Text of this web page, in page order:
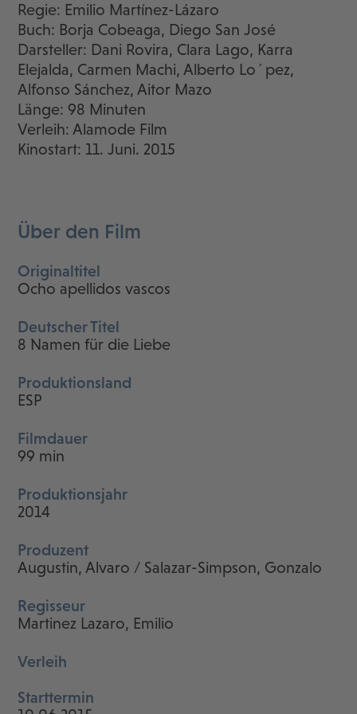
Regie: Emilio Martínez-Lázaro
Buch: Borja Cobeaga, Diego San José
Darsteller: Dani Rovira, Clara Lago, Karra
Elejalda, Carmen Machi, Alberto Lo´pez,
Alfonso Sánchez, Aitor Mazo
Länge: 98 Minuten
Verleih: Alamode Film
Kinostart: 11. Juni. 2015
Über den Film
Originaltitel
Ocho apellidos vascos
Deutscher Titel
8 Namen für die Liebe
Produktionsland
ESP
Filmdauer
99 min
Produktionsjahr
2014
Produzent
Augustin, Alvaro / Salazar-Simpson, Gonzalo
Regisseur
Martinez Lazaro, Emilio
Verleih
Starttermin